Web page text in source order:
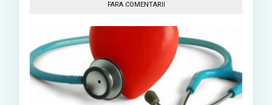
FARA COMENTARII